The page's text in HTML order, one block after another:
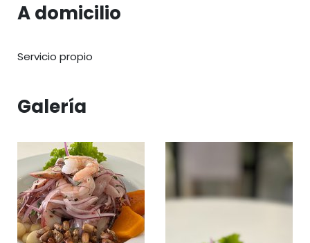
A domicilio
Servicio propio
Galería